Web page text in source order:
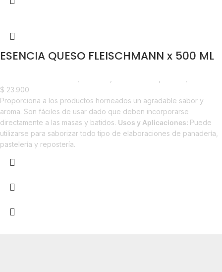
ESENCIA QUESO FLEISCHMANN x 500 ML
$ 23.900
Proporciona a los productos horneados un agradable sabor y
aroma. Son fáciles de usar dado que deben incorporarse
directamente a las masas y batidos. Usos y Aplicaciones: Puede
utilizarse para saborizar todo tipo de elaboraciones de panadería,
pastelería y repostería.